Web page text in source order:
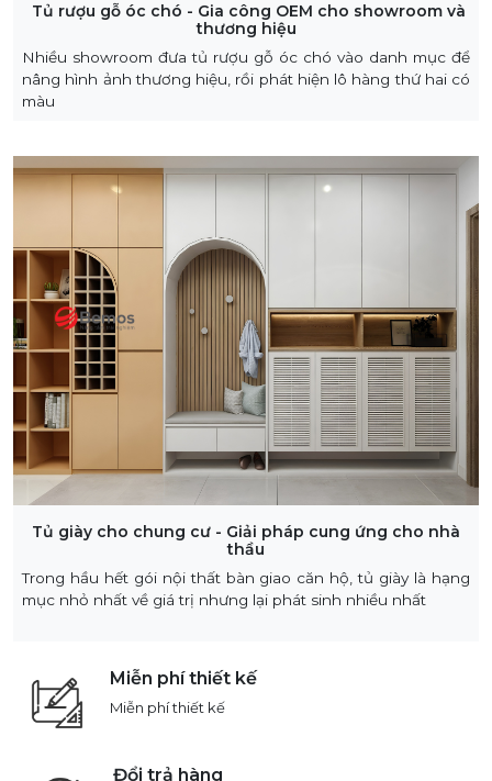
Tủ rượu gỗ óc chó - Gia công OEM cho showroom và
thương hiệu
Nhiều showroom đưa tủ rượu gỗ óc chó vào danh mục để
nâng hình ảnh thương hiệu, rồi phát hiện lô hàng thứ hai có
màu
Tủ giày cho chung cư - Giải pháp cung ứng cho nhà
thầu
Trong hầu hết gói nội thất bàn giao căn hộ, tủ giày là hạng
mục nhỏ nhất về giá trị nhưng lại phát sinh nhiều nhất
Miễn phí thiết kế
Miễn phí thiết kế
Đổi trả hàng